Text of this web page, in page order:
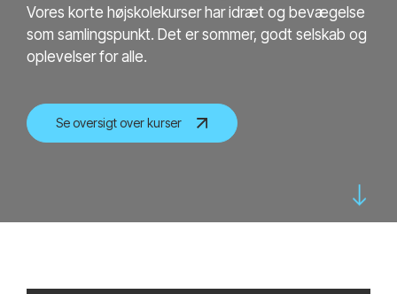
Vores korte højskolekurser har idræt og bevægelse
som samlingspunkt. Det er sommer, godt selskab og
oplevelser for alle.
Se oversigt over kurser